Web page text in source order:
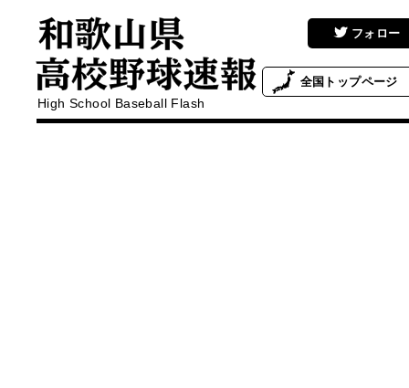
High School Baseball Flash
フォロー
全国 トップページ